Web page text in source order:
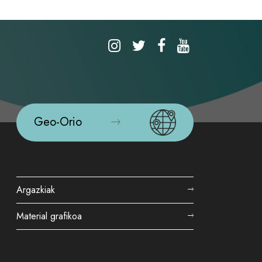
Geo-Orio
Argazkiak
Material grafikoa